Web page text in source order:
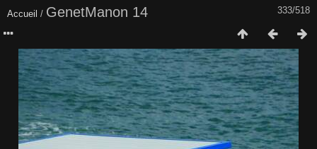
333/518
Accueil / GenetManon 14